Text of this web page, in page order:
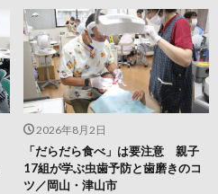
2026年8月2日
「だらだら食べ」は要注意 親子
17組が学ぶ虫歯予防と歯磨きのコ
ツ／岡山・津山市